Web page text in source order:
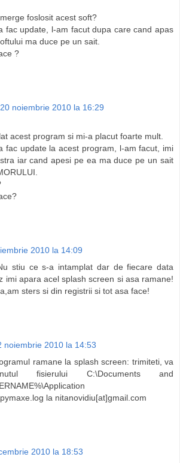
foslosit acest soft?
fac update, l-am facut dupa care cand apas
ma duce pe un sait.
?
20 noiembrie 2010 la 16:29
acest program si mi-a placut foarte mult.
fac update la acest program, l-am facut, imi
iar cand apesi pe ea ma duce pe un sait
2010 la 14:09
stiu ce s-a intamplat dar de fiecare data
imi apara acel splash screen si asa ramane!
sters si din registrii si tot asa face!
noiembrie 2010 la 14:53
ramane la splash screen: trimiteti, va
fisierului C:\Documents and
la nitanovidiu[at]gmail.com
2010 la 18:53